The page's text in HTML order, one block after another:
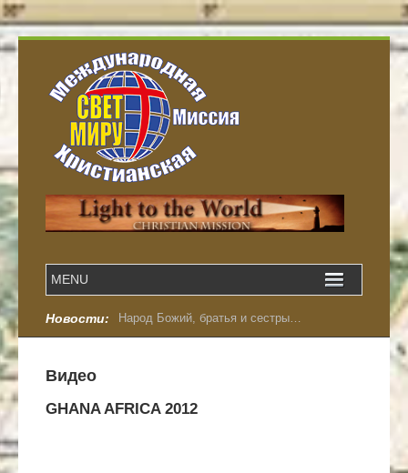
Новости: Народ Божий, братья и сестры…
Видео
GHANA AFRICA 2012